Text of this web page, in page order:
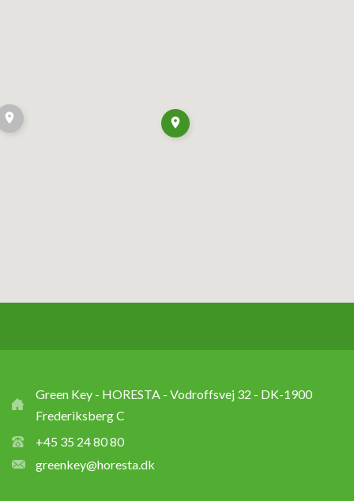
Green Key - HORESTA - Vodroffsvej 32 - DK-1900
Frederiksberg C
+45 35 24 80 80
greenkey@horesta.dk